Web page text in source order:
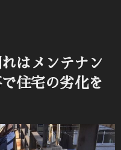
はメンテナン
住宅の劣化を